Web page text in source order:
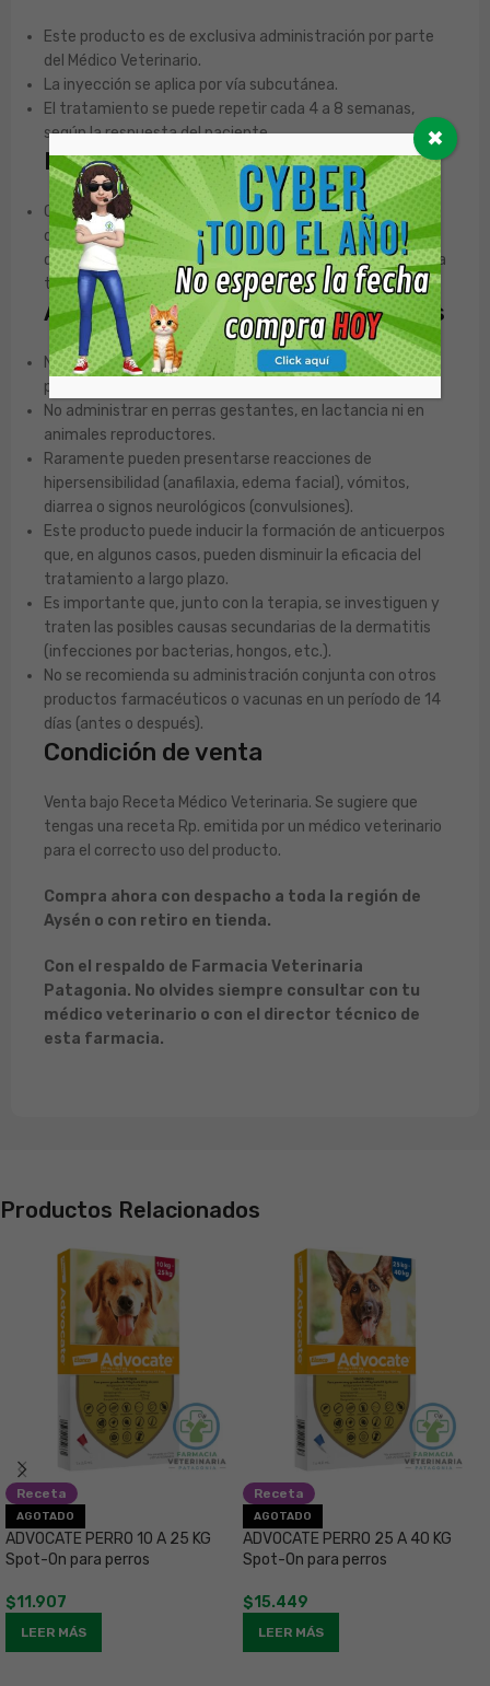
Este producto es de exclusiva administración por parte
del Médico Veterinario.
La inyección se aplica por vía subcutánea.
El tratamiento se puede repetir cada 4 a 8 semanas,
según la respuesta del paciente.
Nota importante:
Cytopoint contiene 2 viales por presentación. La dosis
debe ser indicada por un Médico Veterinario quien
determinará la combinación apropiada de Cytopoint para
tu mascota.
Advertencias y Contraindicaciones
No usar en perros menores de 4 meses de edad o que
pesen menos de 3 kg.
No administrar en perras gestantes, en lactancia ni en
animales reproductores.
Raramente pueden presentarse reacciones de
hipersensibilidad (anafilaxia, edema facial), vómitos,
diarrea o signos neurológicos (convulsiones).
Este producto puede inducir la formación de anticuerpos
que, en algunos casos, pueden disminuir la eficacia del
tratamiento a largo plazo.
Es importante que, junto con la terapia, se investiguen y
traten las posibles causas secundarias de la dermatitis
(infecciones por bacterias, hongos, etc.).
No se recomienda su administración conjunta con otros
productos farmacéuticos o vacunas en un período de 14
días (antes o después).
Condición de venta
Venta bajo Receta Médico Veterinaria. Se sugiere que
tengas una receta Rp. emitida por un médico veterinario
para el correcto uso del producto.
Compra ahora con despacho a toda la región de
Aysén o con retiro en tienda.
Con el respaldo de Farmacia Veterinaria
Patagonia. No olvides siempre consultar con tu
médico veterinario o con el director técnico de
esta farmacia.
Productos Relacionados
Receta
AGOTADO
ADVOCATE PERRO 10 A 25 KG
Spot-On para perros
$11.907
LEER MÁS
Receta
AGOTADO
ADVOCATE PERRO 25 A 40 KG
Spot-On para perros
$15.449
LEER MÁS
✖